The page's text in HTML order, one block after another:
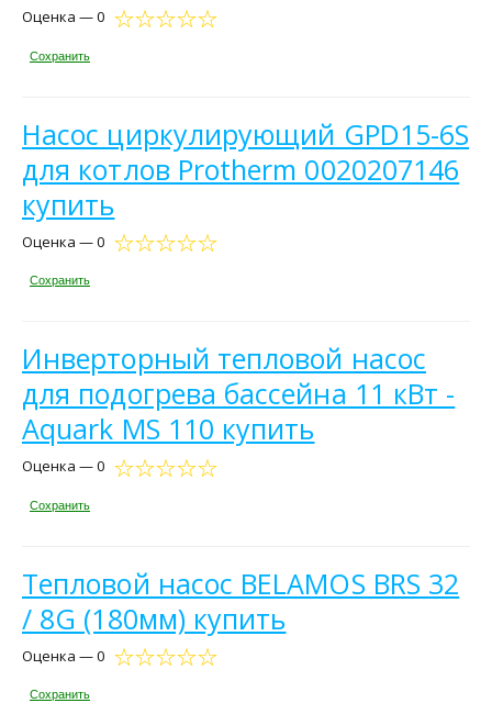
Оценка — 0
Сохранить
Насос циркулирующий GPD15-6S
для котлов Protherm 0020207146
купить
Оценка — 0
Сохранить
Инверторный тепловой насос
для подогрева бассейна 11 кВт -
Aquark MS 110 купить
Оценка — 0
Сохранить
Тепловой насос BELAMOS BRS 32
/ 8G (180мм) купить
Оценка — 0
Сохранить